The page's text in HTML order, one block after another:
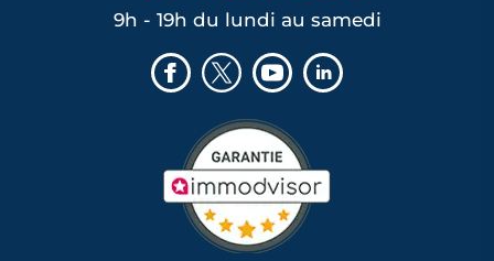
9h - 19h du lundi au samedi